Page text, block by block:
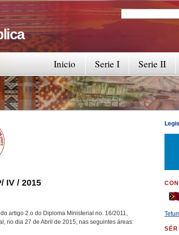
Search form
Serie II
Serie I
Inicio
IV / 2015
artigo 2.o do Diploma Ministerial no. 16/2011,
no dia 27 de Abril de 2015, nas seguintes áreas: